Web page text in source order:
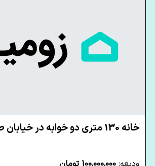
خانه 130 متری دو خوابه در خیابان صحرا یزد